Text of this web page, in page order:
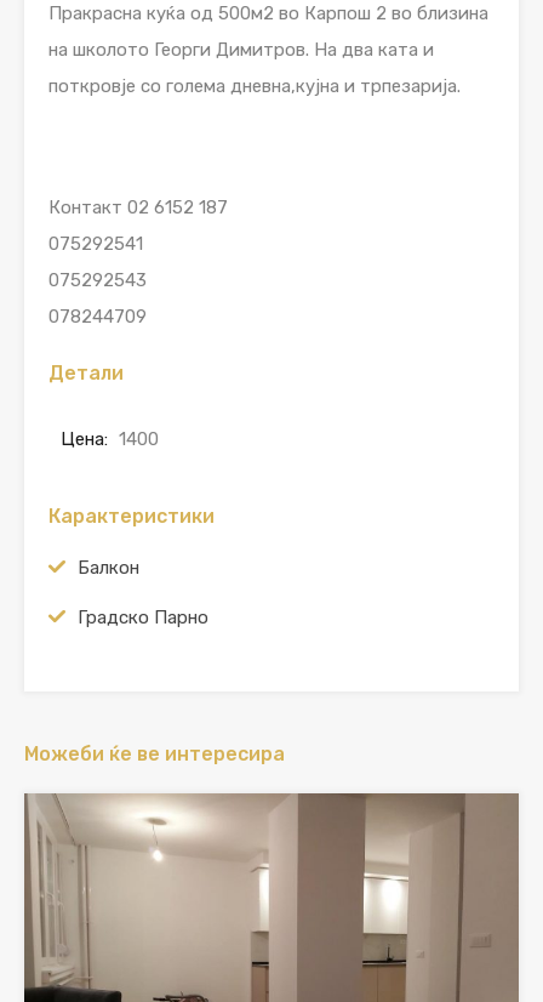
Пракрасна куќа од 500м2 во Карпош 2 во близина
на школото Георги Димитров. На два ката и
поткровје со голема дневна,кујна и трпезарија.
Контакт 02 6152 187
075292541
075292543
078244709
Детали
Цена: 1400
Карактеристики
Балкон
Градско Парно
Можеби ќе ве интересира